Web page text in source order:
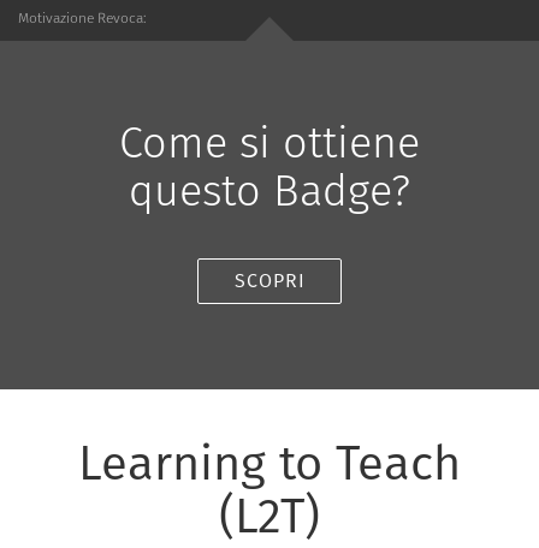
Motivazione Revoca:
Come si ottiene
questo Badge?
SCOPRI
Learning to Teach
(L2T)